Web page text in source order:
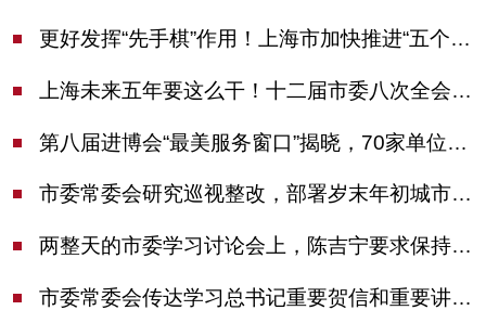
更好发挥“先手棋”作用！上海市加快推进“五个中心”建设领导小组会议举行
上海未来五年要这么干！十二届市委八次全会审议通过上海“十五五”规划建议
第八届进博会“最美服务窗口”揭晓，70家单位诠释“上海服务”温度
市委常委会研究巡视整改，部署岁末年初城市安全工作
两整天的市委学习讨论会上，陈吉宁要求保持战略定力始终坚定信心善于科学应对
市委常委会传达学习总书记重要贺信和重要讲话精神，研究党建引领物业治理等工作